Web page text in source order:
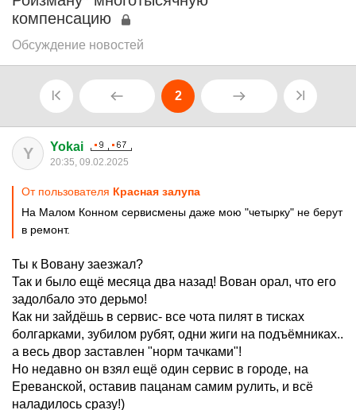
компенсацию
Обсуждение новостей
2
Y Yokai
20:35, 09.02.2025
От пользователя Красная залупа
На Малом Конном сервисмены даже мою "четырку" не берут
в ремонт.
Ты к Вовану заезжал?
Так и было ещё месяца два назад! Вован орал, что его
задолбало это дерьмо!
Как ни зайдёшь в сервис- все чота пилят в тисках
болгарками, зубилом рубят, одни жиги на подъёмниках..
а весь двор заставлен "норм тачками"!
Но недавно он взял ещё один сервис в городе, на
Ереванской, оставив пацанам самим рулить, и всё
наладилось сразу!)